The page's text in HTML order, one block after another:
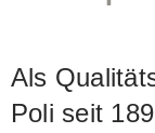
Als
Poli seit